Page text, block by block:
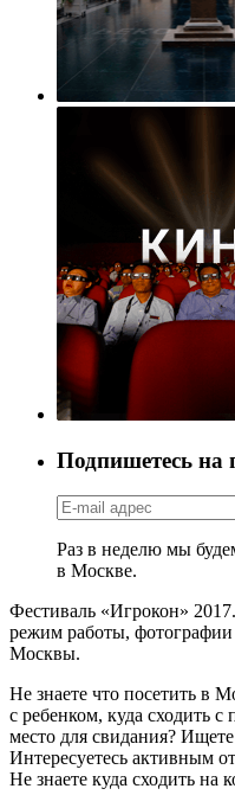
Подпишетесь на
Раз в неделю мы
в Москве.
Фестиваль «Игрокон»
режим работы,
Москвы.
Не знаете что посетить в
с ребенком, куда сходить
место для свидания?
Интересуетесь активным
Не знаете куда сходить на